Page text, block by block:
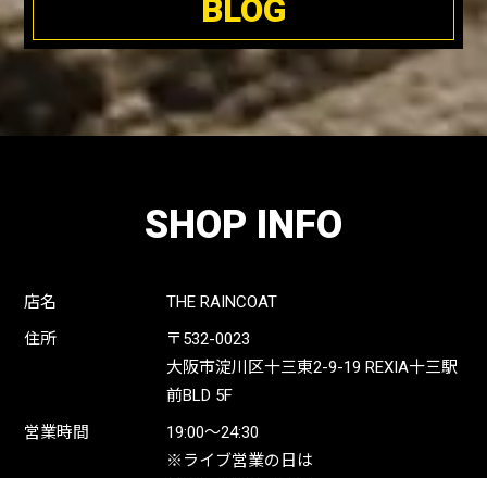
BLOG
SHOP INFO
店名
THE RAINCOAT
住所
〒532-0023
大阪市淀川区十三東2-9-19 REXIA十三駅
前BLD 5F
営業時間
19:00〜24:30
※ライブ営業の日は